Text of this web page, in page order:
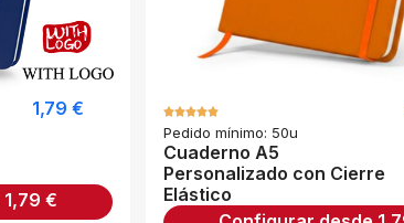
1,79 €
1,79 €
Pedido mínimo: 50u
Cuaderno A5
Personalizado con Cierre
Elástico